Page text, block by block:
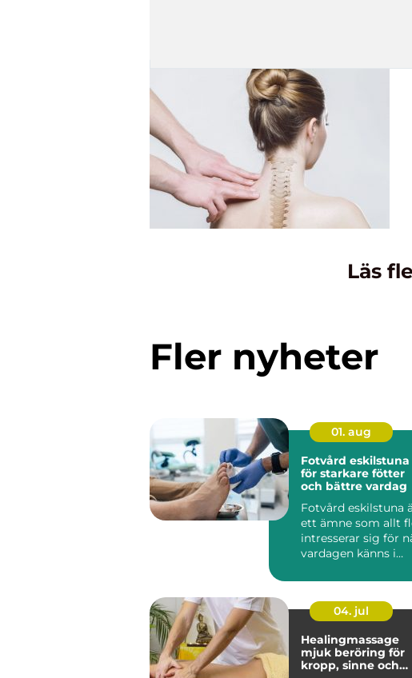
Läs
Fler nyheter
01. aug
Fotvård eskilstuna
för starkare fötter
och bättre vardag
Fotvård eskilstuna
ett ämne som allt
intresserar sig för
vardagen känns i
04. jul
Healingmassage
mjuk beröring för
kropp, sinne och